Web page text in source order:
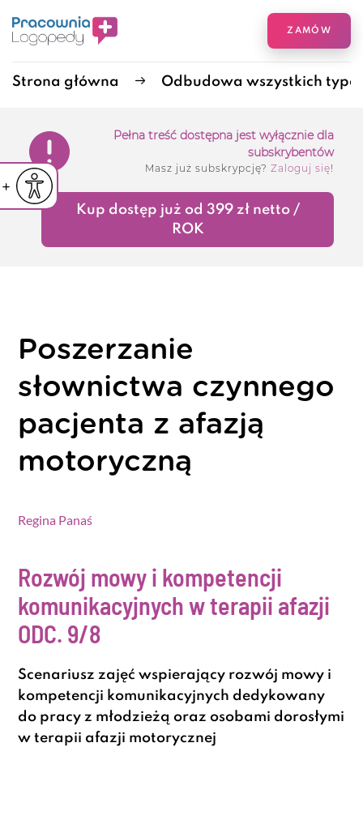
czcionkę
czcionka
Powiększ czcionkę
ZAMÓW
Strona główna Odbudowa wszystkich
Pełna treść dostępna jest wyłącznie dla
subskrybentów
Masz już subskrypcję?Zaloguj się!
Kup dostęp już od 399 zł netto /
ROK
Poszerzanie
słownictwa czynnego
pacjenta z afazją
motoryczną
Regina Panaś
Rozwój mowy i kompetencji
komunikacyjnych w terapii afazji
ODC. 9/8
Scenariusz zajęć wspierający rozwój mowy i
kompetencji komunikacyjnych dedykowany
do pracy z młodzieżą oraz osobami dorosłymi
w terapii afazji motorycznej